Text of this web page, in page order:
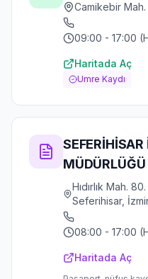
Camikebir
09:00 - 17:00
Haritada Aç
Umre Kaydı
MÜDÜRLÜĞÜ
Hıdırlık Mah.
Seferihisar,
08:00 - 17:00
Haritada Aç